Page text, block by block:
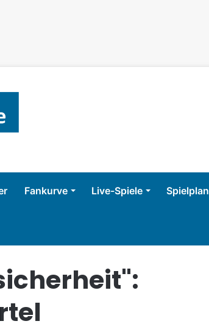
Fankurve Live-Spiele Spielplan